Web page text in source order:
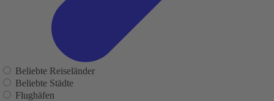
Beliebte Reiseländer
Beliebte Städte
Flughäfen